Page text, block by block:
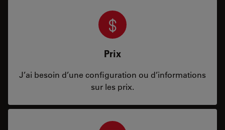
Prix
J’ai besoin d’une configuration ou d’informations
sur les prix.